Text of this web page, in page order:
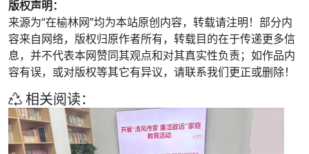
版权声明：
来源为“在榆林网”均为本站原创内容，转载请注明！部分内
容来自网络，版权归原作者所有，转载目的在于传递更多信
息，并不代表本网赞同其观点和对其真实性负责；如作品内
容有误，或对版权等其它有异议，请联系我们更正或删除！
相关阅读：